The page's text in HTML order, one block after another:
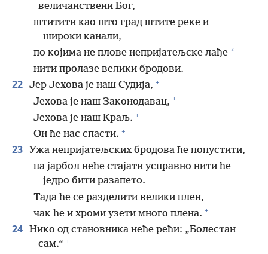
величанствени Бог,
штитити као што град штите реке и
широки канали,
по којима не плове непријатељске лађе *
нити пролазе велики бродови.
22 Јер Јехова је наш Судија, +
Јехова је наш Законодавац, +
Јехова је наш Краљ. +
Он ће нас спасти. +
23
Ужа непријатељских бродова ће попустити,
па јарбол неће стајати усправно нити ће
једро бити разапето.
Тада ће се разделити велики плен,
чак ће и хроми узети много плена. +
24 Нико од становника неће рећи: „Болестан
сам.“ +